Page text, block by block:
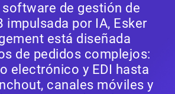
de gestión de
impulsada por IA, Esker
está diseñada
de pedidos complejos:
electrónico y EDI hasta
canales móviles y